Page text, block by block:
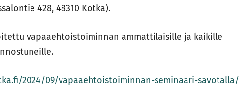
428, 48310 Kotka).
vapaaehtoistoiminnan ammattilaisille ja kaikille
2024/09/vapaaehtoistoiminnan-seminaari-savotalla/